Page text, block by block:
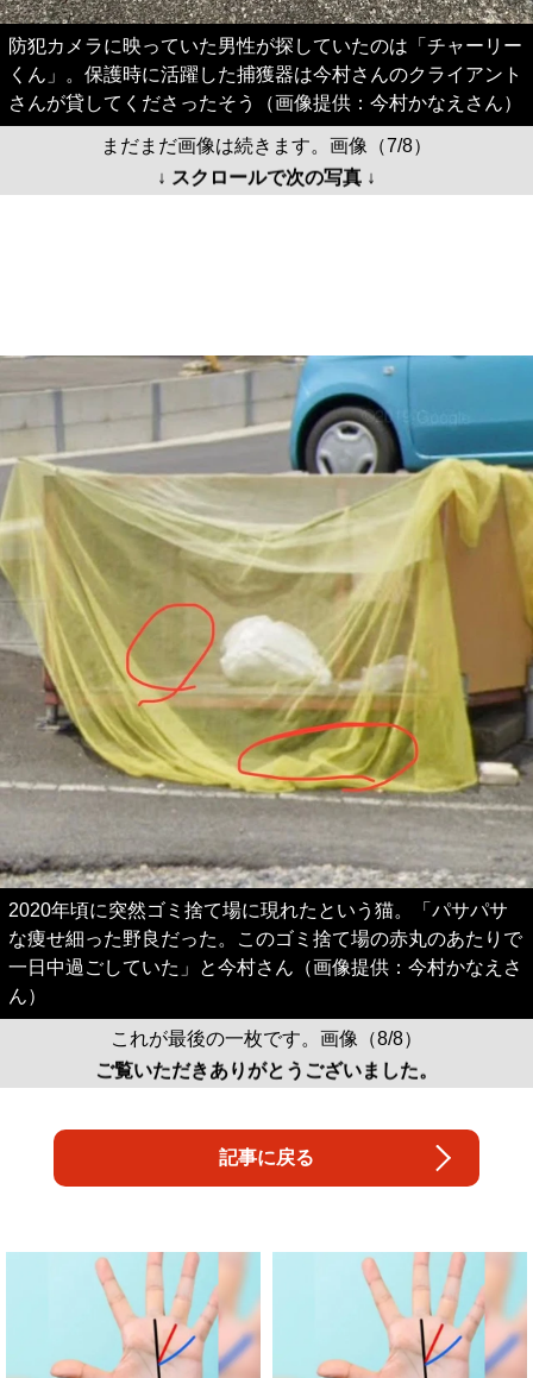
まだまだ画像は続きます。画像（7/8）
↓ スクロールで次の写真 ↓
2020年頃に突然ゴミ捨て場に現れたという猫。「パサパサ
な痩せ細った野良だった。このゴミ捨て場の赤丸のあたりで
一日中過ごしていた」と今村さん（画像提供：今村かなえさ
ん）
これが最後の一枚です。画像（8/8）
ご覧いただきありがとうございました。
記事に戻る
「占い師だけが知ってる〝お金が増え
PR(合同会社デジタルファーム )
宝くじ当たる人は“たまたま”じゃな
PR(合同会社デジタルファーム )